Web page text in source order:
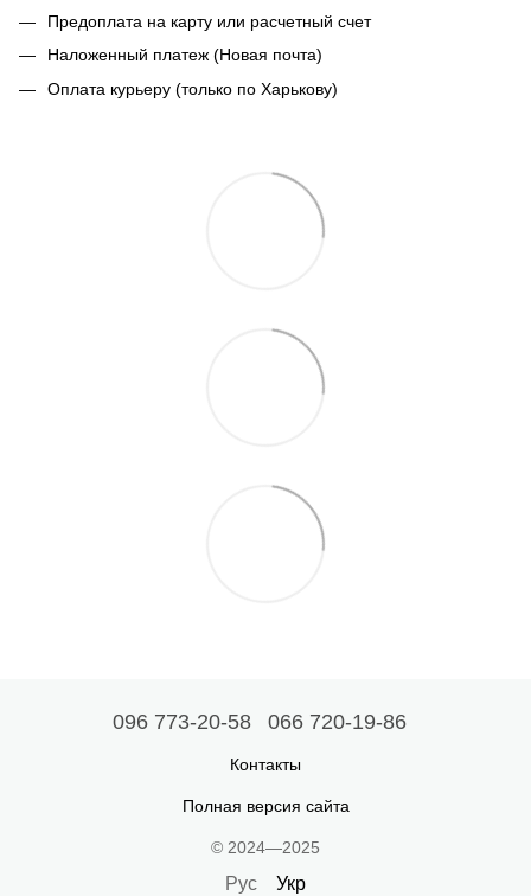
Предоплата на карту или расчетный счет
Наложенный платеж (Новая почта)
Оплата курьеру (только по Харькову)
096 773-20-58 066 720-19-86
Контакты
Полная версия сайта
© 2024—2025
Рус Укр